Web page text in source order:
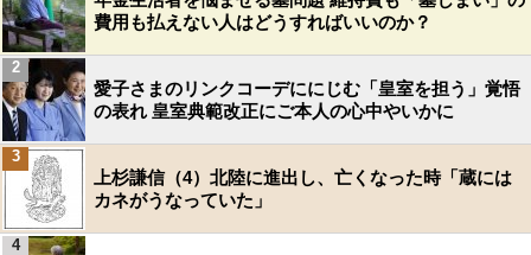
費用も払えない人はどうすればいいのか？
愛子さまのリンクコーデににじむ「皇室を担う」覚悟
の表れ 皇室典範改正にご本人の心中やいかに
2
上杉謙信（4）北陸に進出し、亡くなった時「蔵には
カネがうなっていた」
3
4